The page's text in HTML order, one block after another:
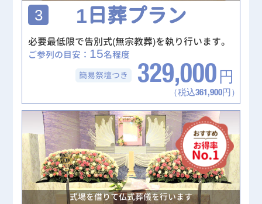
3 1日葬プラン
必要最低限で告別式(無宗教葬)を執り行います。
ご参列の目安： 15名程度
簡易祭壇つき 329,000 円
（税込361,900円）
式場を借りて仏式葬儀を行います